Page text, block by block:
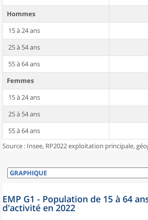
Hommes
15 à 24 ans
25 à 54 ans
55 à 64 ans
Femmes
15 à 24 ans
25 à 54 ans
55 à 64 ans
Source : Insee, RP2022 exploitation principale,
EMP G1 - Population de 15 à 64
d'activité en 2022